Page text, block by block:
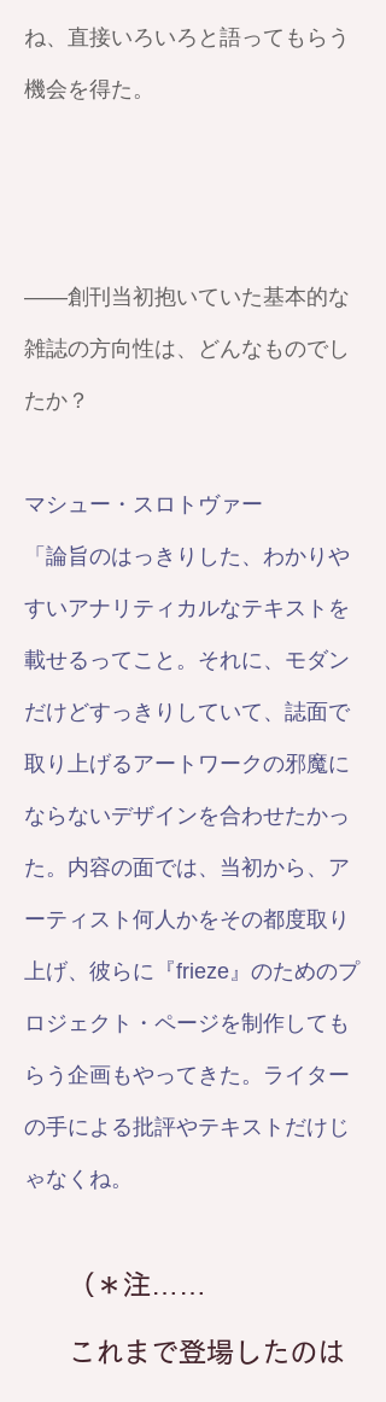
ね、直接いろいろと語ってもらう
機会を得た。
——創刊当初抱いていた基本的な
雑誌の方向性は、どんなものでし
たか？
マシュー・スロトヴァー
「論旨のはっきりした、わかりや
すいアナリティカルなテキストを
載せるってこと。それに、モダン
だけどすっきりしていて、誌面で
取り上げるアートワークの邪魔に
ならないデザインを合わせたかっ
た。内容の面では、当初から、ア
ーティスト何人かをその都度取り
上げ、彼らに『frieze』のためのプ
ロジェクト・ページを制作しても
らう企画もやってきた。ライター
の手による批評やテキストだけじ
ゃなくね。
（＊注……
これまで登場したのは